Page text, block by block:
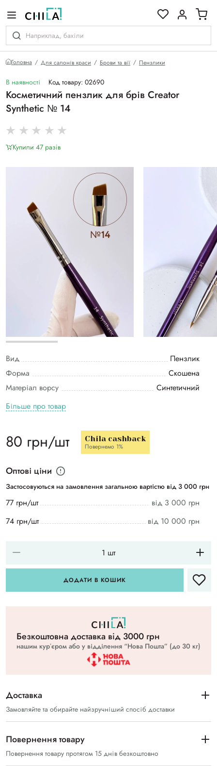
Головна Для салонів краси Брови та вії Пензлики
В наявності Код товару: 02690
Косметичний пензлик для брів Creator
Synthetic № 14
Купили 47 разiв
Вид
Пензлик
Форма
Скошена
Матеріал ворсу
Синтетичний
Більше про товар
80 грн/шт Chila cashback
Повернемо 1%
Оптові ціни
Застосовуються на замовлення загальною вартістю від 3 000 грн
77 грн/шт
від 3 000 грн
74 грн/шт
від 10 000 грн
ДОДАТИ В КОШИК
Безкоштовна доставка вiд 3000 грн
нашим курʼєром або у відділення “Нова Пошта” (до 30 кг)
Доставка
Замовляйте та обирайте найзручніший спосіб доставки
Повернення товару
Повернення товару протягом 15 днів безкоштовно
гамі